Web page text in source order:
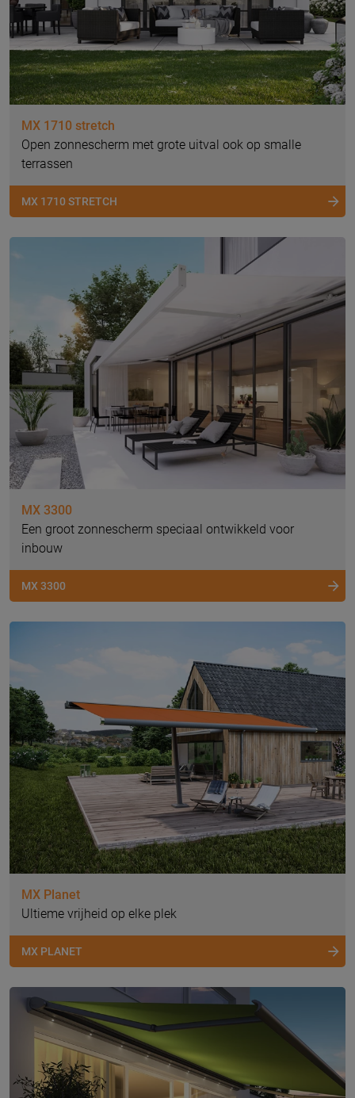
MX 1710 stretch
Open zonnescherm met grote uitval ook op smalle
terrassen
MX 1710 STRETCH
MX 3300
Een groot zonnescherm speciaal ontwikkeld voor
inbouw
MX 3300
MX Planet
Ultieme vrijheid op elke plek
MX PLANET